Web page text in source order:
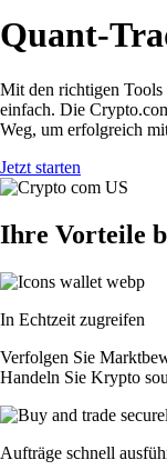
Quant-
Mit den richtigen
einfach. Die
Weg, um erfolgreich
Jetzt starten
Ihre Vorteile
In Echtzeit zugreifen
Verfolgen Sie
Handeln Sie Krypto
Aufträge schnell